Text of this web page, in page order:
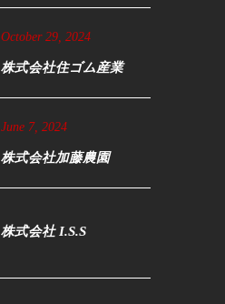
October 29, 2024
株式会社住ゴム産業
June 7, 2024
株式会社加藤農園
株式会社 I.S.S